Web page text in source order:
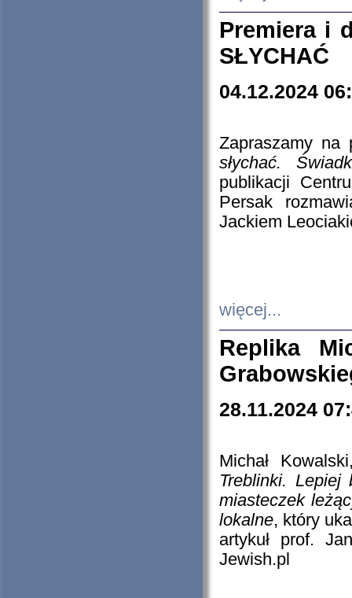
Premiera i
SŁYCHAĆ
04.12.2024
Zapraszamy
słychać.
publikacji
Persak
Jackiem
więcej...
Replika
28.11.2024
Michał
Treblinki. Lepiej
miasteczek
lokalne, który
artykuł prof.
Jewish.pl